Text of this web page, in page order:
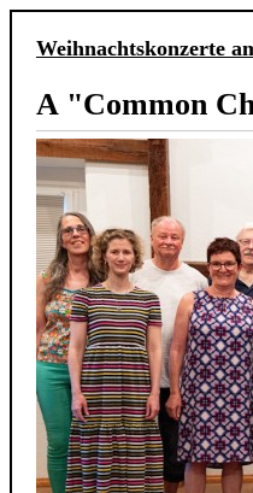
Weihnachtskonzerte
A "Common